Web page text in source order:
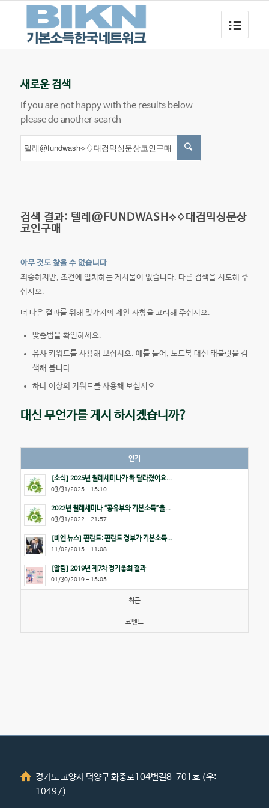
새로운 검색
If you are not happy with the results below
please do another search
검색 결과: 텔레@FUNDWASH⟡♢대검믹싱문상
코인구매
아무 것도 찾을 수 없습니다
죄송하지만, 조건에 일치하는 게시물이 없습니다. 다른 검색을 시도해 주
십시오.
더 나은 결과를 위해 몇가지의 제안 사항을 고려해 주십시오.
맞춤법을 확인하세요.
유사 키워드를 사용해 보십시오. 예를 들어, 노트북 대신 태블릿을 검
색해 봅니다.
하나 이상의 키워드를 사용해 보십시오.
대신 무언가를 게시 하시겠습니까?
인기
[소식] 2025년 월례세미나가 확 달라졌어요...
03/31/2025 - 15:10
2022년 월례세미나 “공유부와 기본소득”을...
03/31/2022 - 21:57
[비엔 뉴스] 핀란드: 핀란드 정부가 기본소득...
11/02/2015 - 11:08
[알림] 2019년 제7차 정기총회 결과
01/30/2019 - 15:05
최근
코멘트
경기도 고양시 덕양구 화중로104번길8 701호 (우:
10497)